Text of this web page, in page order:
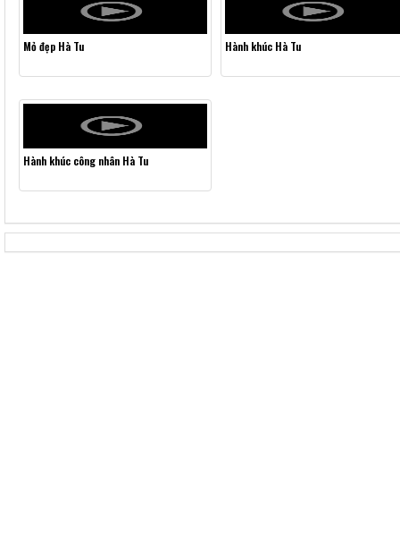
Mỏ đẹp Hà Tu Hành khúc Hà Tu
Hành khúc công nhân Hà Tu